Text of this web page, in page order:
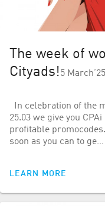
The week of
Cityads!5 March’25
In celebration of the
25.03 we give you
profitable
soon as you can to ge…
LEARN MORE